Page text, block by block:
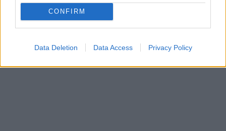
CONFIRM
Data Deletion Data Access Privacy Policy